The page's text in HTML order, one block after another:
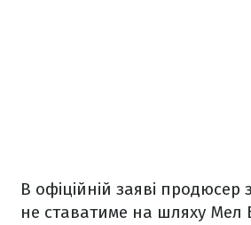
В офіційній заяві
не ставатиме на шляху Мел